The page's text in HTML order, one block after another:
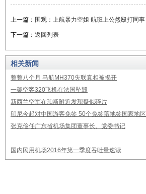
上一篇： 围观：上航暴力空姐 航班上公然殴打同事
下一篇： 返回列表
相关新闻
整整八个月 马航MH370失联真相被揭开
一架空客320飞机在法国坠毁
新西兰空军在珀斯附近发现疑似碎片
印尼今起对中国游客免签 50个免签落地签国家地区
张克俭任广东省机场集团董事长、党委书记
国内民用机场2016年第一季度吞吐量速读